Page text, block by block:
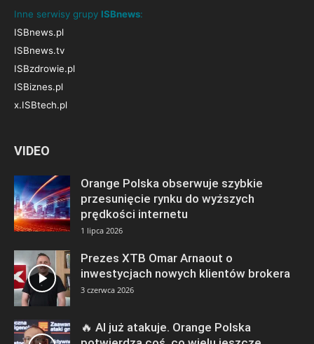
Inne serwisy grupy ISBnews:
ISBnews.pl
ISBnews.tv
ISBzdrowie.pl
ISBiznes.pl
x.ISBtech.pl
VIDEO
Orange Polska obserwuje szybkie
przesunięcie rynku do wyższych
prędkości internetu
1 lipca 2026
Prezes XTB Omar Arnaout o
inwestycjach nowych klientów brokera
3 czerwca 2026
🔥 AI już atakuje. Orange Polska